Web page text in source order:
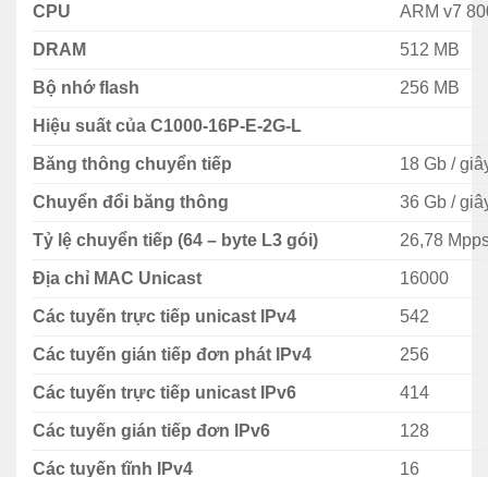
Thiết bị chuyển mạch Switch Cisco
C1000-16P-E-2G-
rẻ hơn các dòng switch 2960x.
Lcung cấp 16 cổng PoE+ hỗ trợ cấp nguồn cho các
thiết bị camera, IP Phone, Voice IP…Switch
10/100/1000, 2x 1G SFP uplinks cùng với phần mềm
Cisco IOS LAN Base, cung cấp các kết nối layer 2 cơ
Cisco Catalyst 1000 Series là bản nâng cấp cho dòng
Catalyst 2960-L
. So với C2960-L, dòng
có phần cứng được cải tiến, các tùy chọn phần
mềm tiên tiến hơn và cung cấp hỗ trợ mở rộng cho
Vlan. Nói chung, dòngCatalyst 1000
cung cấp kết nối
CPU ARM v7
DRAM 512 MB
Bộ nhớ flash 256 MB
Hiệu suất của C1000-16P-E-2G-L
Băng thông chuyển tiếp 18 Gb /
Chuyển đổi băng thông 36 Gb /
Tỷ lệ chuyển tiếp (64 – byte L3 gói) 26,78
Địa chỉ MAC Unicast 16000
Các tuyến trực tiếp unicast IPv4 542
Các tuyến gián tiếp đơn phát IPv4 256
Các tuyến trực tiếp unicast IPv6 414
Các tuyến gián tiếp đơn IPv6 128
Các tuyến tĩnh IPv4 16